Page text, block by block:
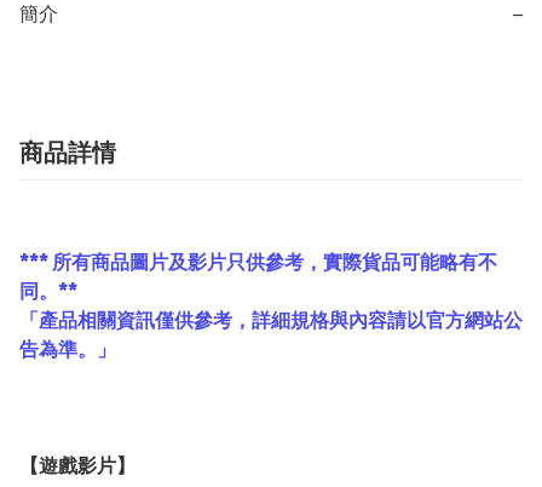
簡介 −
商品詳情
*** 所有商品圖片及影片只供參考，實際貨品可能略有不
同。**
「產品相關資訊僅供參考，詳細規格與內容請以官方網站公
告為準。」
【遊戲影片】